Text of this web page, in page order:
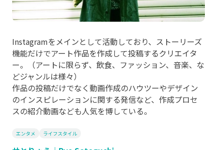
Instagramをメインとして活動しており、ストーリーズ
機能だけでアート作品を作成して投稿するクリエイタ
ー。（アートに限らず、飲食、ファッション、音楽、な
どジャンルは様々）
作品の投稿だけでなく動画作成のハウツーやデザイン
のインスピレーションに関する発信など、作成プロセ
スの紹介動画なども人気を博している。
エンタメ ライフスタイル